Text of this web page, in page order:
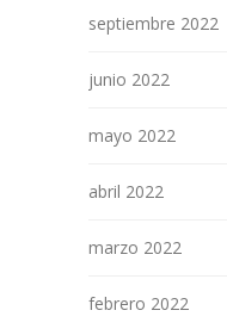
septiembre 2022
junio 2022
mayo 2022
abril 2022
marzo 2022
febrero 2022